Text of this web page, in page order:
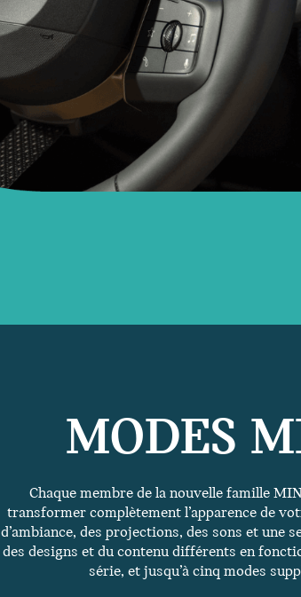
MODES
Chaque membre de la nouvelle famille
transformer complètement l’apparence de
d’ambiance, des projections, des sons et une
des designs et du contenu différents en
série, et jusqu’à cinq modes